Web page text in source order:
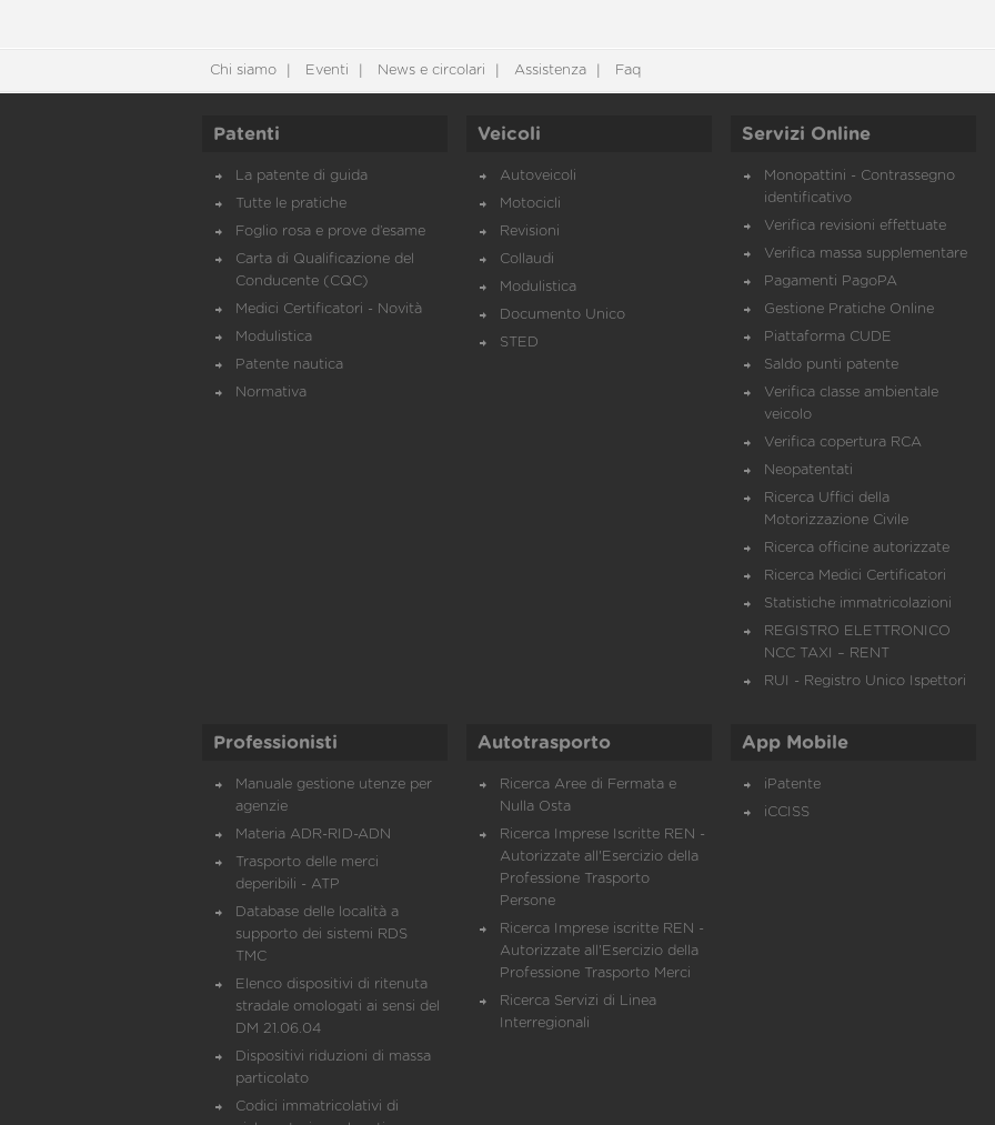
Chi siamo Eventi News e circolari Assistenza Faq
Patenti
La patente di guida
Tutte le pratiche
Foglio rosa e prove d’esame
Carta di Qualificazione del
Conducente (CQC)
Medici Certificatori - Novità
Modulistica
Patente nautica
Normativa
Veicoli
Autoveicoli
Motocicli
Revisioni
Collaudi
Modulistica
Documento Unico
STED
Servizi Online
Monopattini - Contrassegno
identificativo
Verifica revisioni effettuate
Verifica massa supplementare
Pagamenti PagoPA
Gestione Pratiche Online
Piattaforma CUDE
Saldo punti patente
Verifica classe ambientale
veicolo
Verifica copertura RCA
Neopatentati
Ricerca Uffici della
Motorizzazione Civile
Ricerca officine autorizzate
Ricerca Medici Certificatori
Statistiche immatricolazioni
REGISTRO ELETTRONICO
NCC TAXI – RENT
RUI - Registro Unico Ispettori
Professionisti
Manuale gestione utenze per
agenzie
Materia ADR-RID-ADN
Trasporto delle merci
deperibili - ATP
Database delle località a
supporto dei sistemi RDS
TMC
Elenco dispositivi di ritenuta
stradale omologati ai sensi del
DM 21.06.04
Dispositivi riduzioni di massa
particolato
Codici immatricolativi di
Autotrasporto
Ricerca Aree di Fermata e
Nulla Osta
Ricerca Imprese Iscritte REN -
Autorizzate all'Esercizio della
Professione Trasporto
Persone
Ricerca Imprese iscritte REN -
Autorizzate all'Esercizio della
Professione Trasporto Merci
Ricerca Servizi di Linea
Interregionali
App Mobile
iPatente
iCCISS